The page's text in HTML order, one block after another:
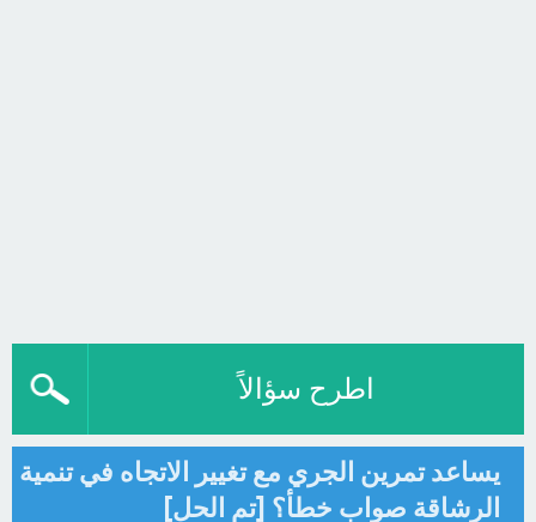
اطرح سؤالاً
يساعد تمرين الجري مع تغيير الاتجاه في تنمية
الرشاقة صواب خطأ؟ [تم الحل]